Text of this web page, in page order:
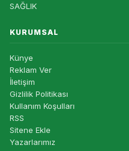
SAĞLIK
KURUMSAL
Künye
Reklam Ver
İletişim
Gizlilik Politikası
Kullanım Koşulları
RSS
Sitene Ekle
Yazarlarımız